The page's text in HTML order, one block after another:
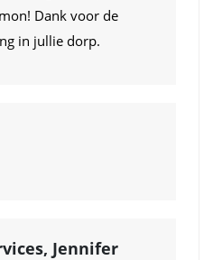
Dank voor de
in jullie dorp.
Jennifer